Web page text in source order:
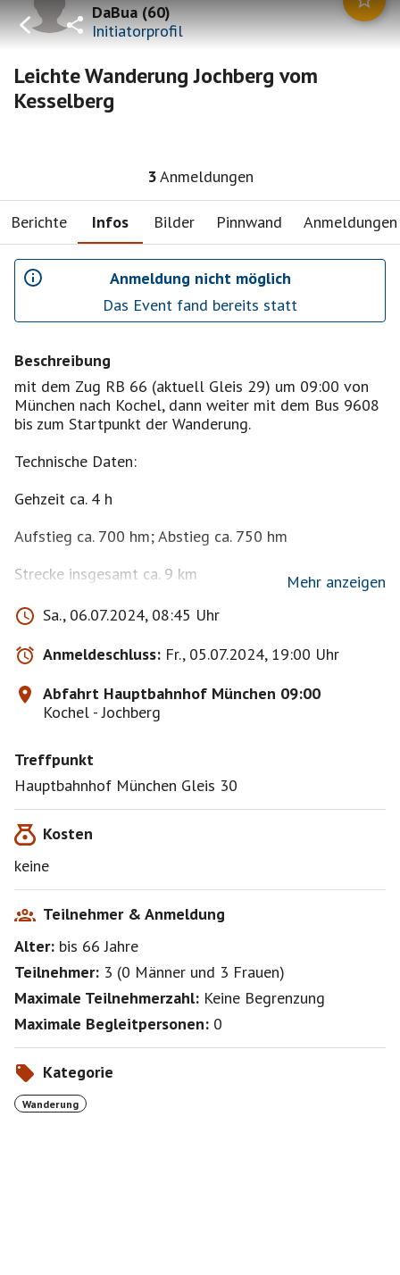
DaBua(60)
Initiatorprofil
Leichte Wanderung Jochberg vom
Kesselberg
3Anmeldungen
Berichte Infos Bilder Pinnwand Anmeldungen
Anmeldung nicht möglich
Das Event fand bereits statt
Beschreibung
mit dem Zug RB 66 (aktuell Gleis 29) um 09:00 von
München nach Kochel, dann weiter mit dem Bus 9608
bis zum Startpunkt der Wanderung.
Technische Daten:
Gehzeit ca. 4 h
Aufstieg ca. 700 hm; Abstieg ca. 750 hm
Strecke insgesamt ca. 9 km
Einkehr auf der Jocheralm, die voraussichtlich
geöffnet sein dürfte - Proviant und was zu trinken ist
aber nie verkehrt sondern sinnvoll
WICHTIG: Dies ist keine geführte, sondern eine rein
private Tour. Jeder ist für sich selbst verantwortlich.
Der Initiator schlägt lediglich einen Treffpunkt, einen
Bergführer. Die Teilnehmer nehmen selbstständig,
eigenverantwortlich und auf eigene Gefahr teil. Sie
verfügen über der Tour entsprechende Kondition und
Schäden betreffend des Events übernimmt der
werden mit der Teilnahme ausdrücklich akzeptiert.
Mehr anzeigen
Sa., 06.07.2024, 08:45 Uhr
Anmeldeschluss: Fr., 05.07.2024, 19:00 Uhr
Abfahrt Hauptbahnhof München 09:00
Kochel - Jochberg
Treffpunkt
Hauptbahnhof München Gleis 30
Kosten
keine
Teilnehmer & Anmeldung
Alter: bis 66Jahre
Teilnehmer: 3 (0 Männer und 3 Frauen)
Maximale Teilnehmerzahl: Keine Begrenzung
Maximale Begleitpersonen: 0
Kategorie
Wanderung